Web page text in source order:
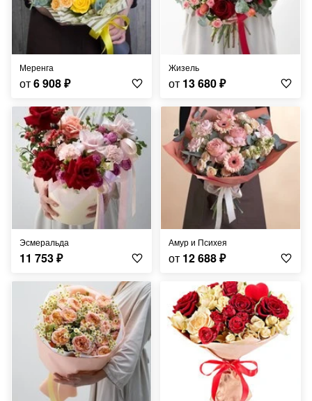
Меренга
от6 908₽
Жизель
от 13 680₽
Эсмеральда
11 753₽
Амур и Психея
от 12 688₽